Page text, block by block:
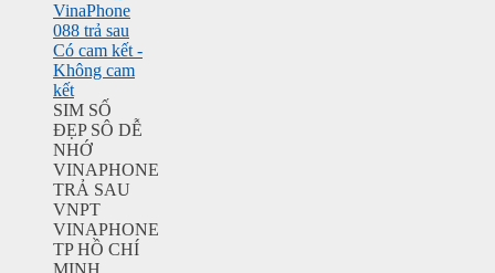
VinaPhone
088 trả sau
Có cam kết -
Không cam
kết
SIM SỐ
ĐẸP SÔ DỄ
NHỚ
VINAPHONE
TRẢ SAU
VNPT
VINAPHONE
TP HỒ CHÍ